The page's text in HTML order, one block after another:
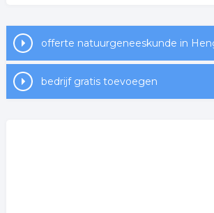
offerte natuurgeneeskunde in
bedrijf gratis toevoegen